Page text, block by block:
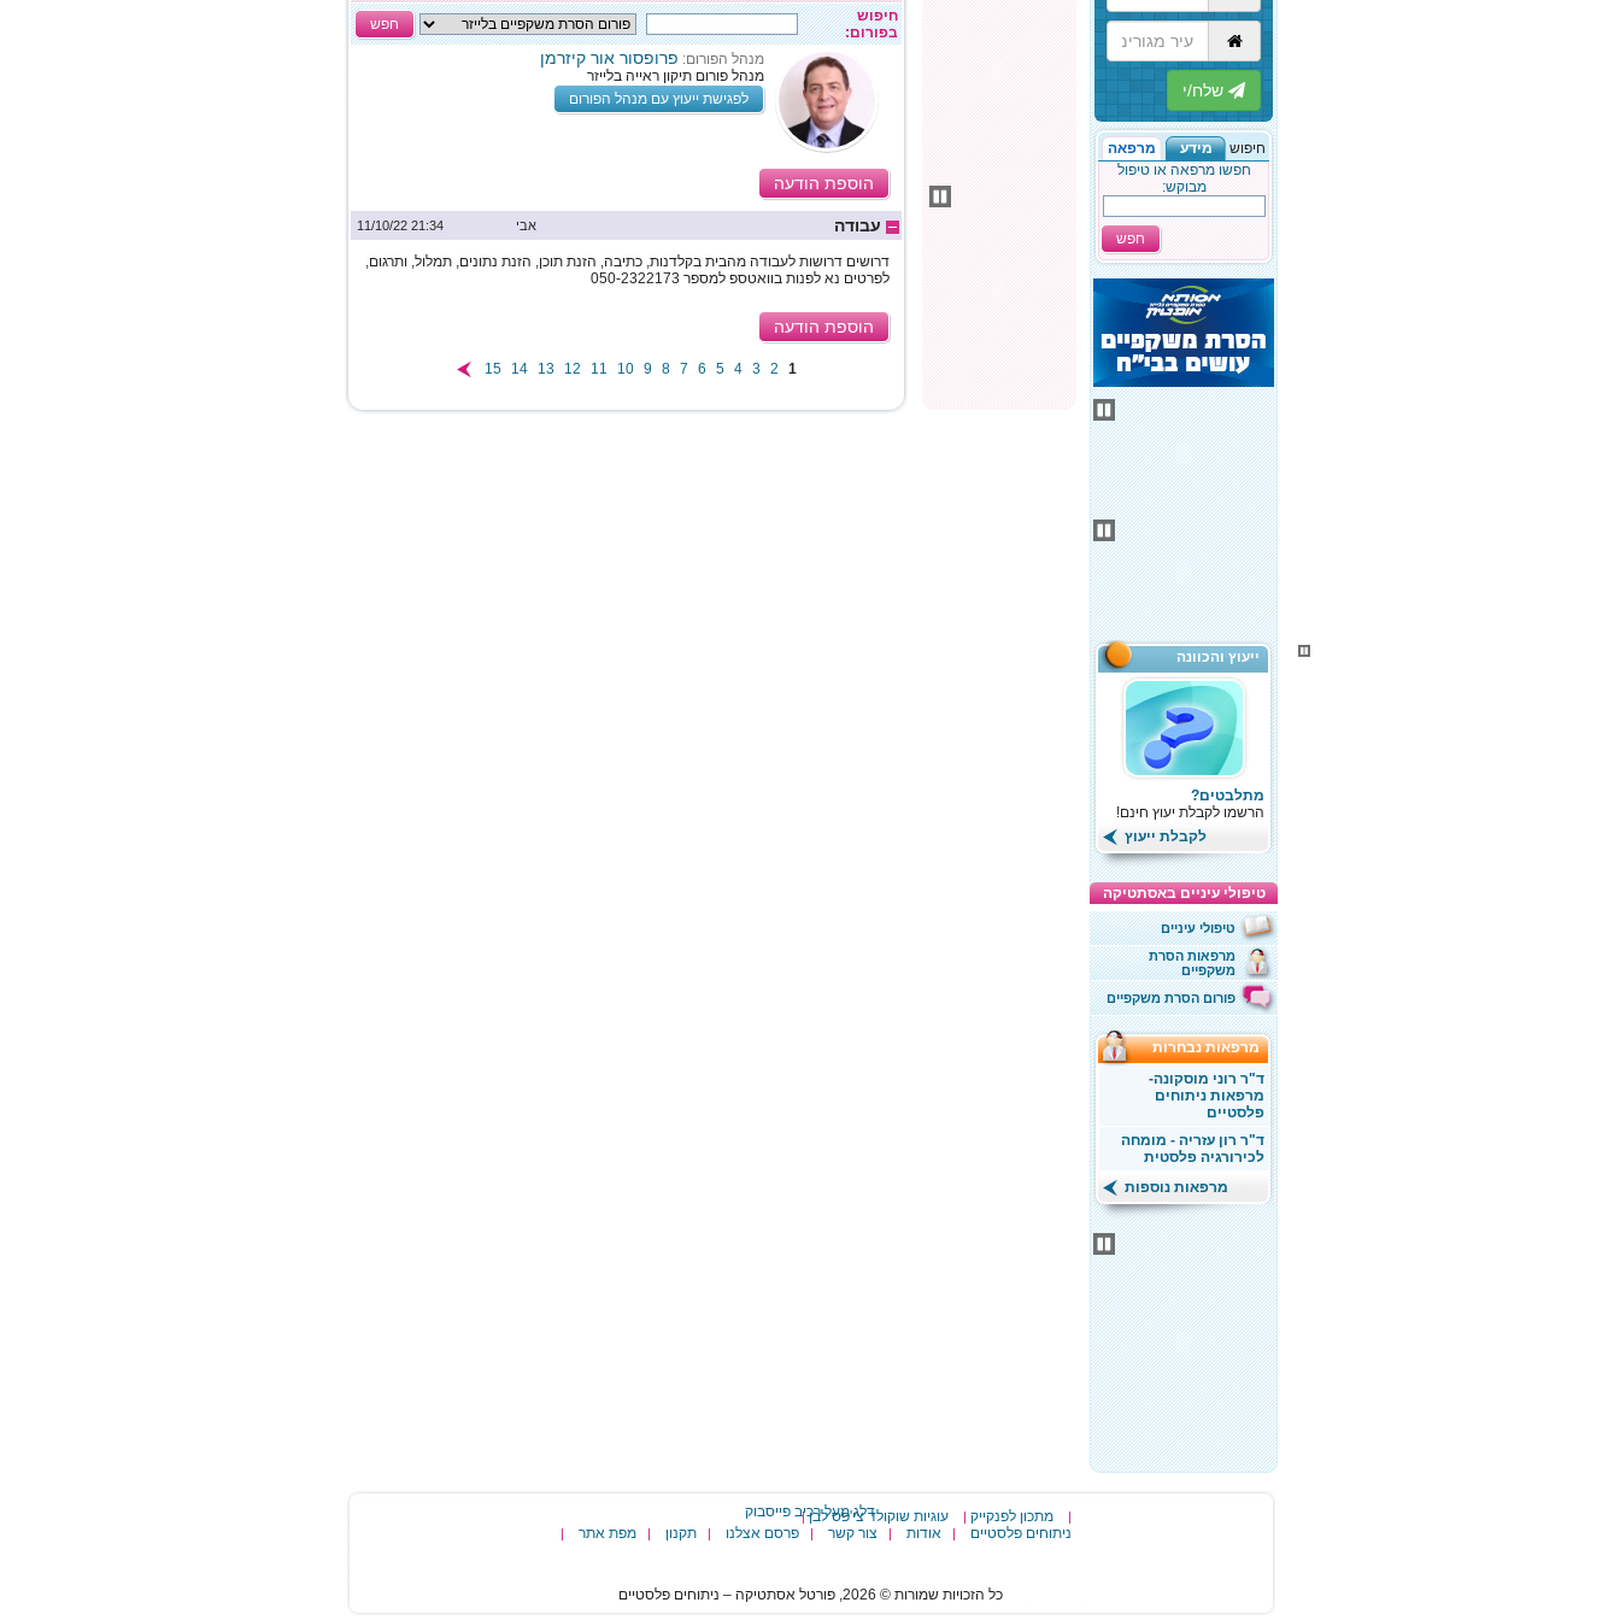
הבא
חיפוש מידע
מרפאה
חפשו מרפאה או טיפול
מבוקש:
חפש
ייעוץ והכוונה
מתלבטים?
הרשמו לקבלת יעוץ חינם!
לקבלת ייעוץ
טיפולי עיניים באסתטיקה
טיפולי עיניים
מרפאות הסרת
משקפיים
פורום הסרת משקפיים
מרפאות נבחרות
ד"ר רוני מוסקונה-
מרפאות ניתוחים
פלסטיים
ד"ר רון עזריה - מומחה
לכירורגיה פלסטית
מרפאות נוספות
חפש
חיפוש
בפורום:
מנהל הפורום: פרופסור אור קיזרמן
מנהל פורום תיקון ראייה בלייזר
לפגישת ייעוץ עם מנהל הפורום
הוספת הודעה
21:34 11/10/22 אבי עבודה
דרושים דרושות לעבודה מהבית בקלדנות, כתיבה, הזנת תוכן, הזנת נתונים, תמלול, ותרגום,
לפרטים נא לפנות בוואטספ למספר 050-2322173
הוספת הודעה
1
2
3
4
5
6
7
8
9
10
11
12
13
14
15
דלג מעל רכיב פייסבוק | מתכון לפנקייק | עוגיות שוקולד צי'פס לבן |
ניתוחים פלסטיים | אודות | צור קשר | פרסם אצלנו | תקנון | מפת אתר |
כל הזכויות שמורות © 2026, פורטל אסתטיקה – ניתוחים פלסטיים